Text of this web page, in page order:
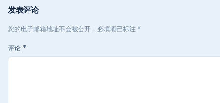
发表评论
您的电子邮箱地址不会被公开，必填项已标注 *
评论 *